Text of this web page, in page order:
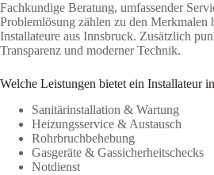
Fachkundige Beratung, umfassender
Problemlösung zählen zu den Merkmalen
Installateure aus Innsbruck. Zusätzlich
Transparenz und moderner Technik.
Welche Leistungen bietet ein Installateur
Sanitärinstallation & Wartung
Heizungsservice & Austausch
Rohrbruchbehebung
Gasgeräte & Gassicherheitschecks
Notdienst